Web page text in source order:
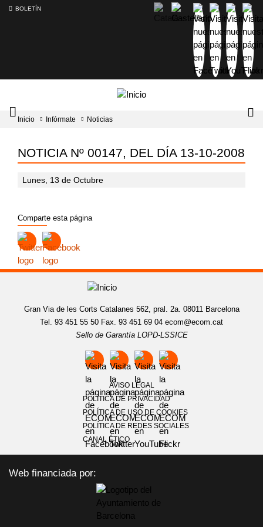
BOLETÍN
Intercambiador
del
principal
Inicio Infórmate Noticias
NOTICIA Nº 00147, DEL DÍA 13-10-2008
Lunes, 13 de Octubre
Comparte esta página
Gran Via de les Corts Catalanes 562, pral. 2a. 08011 Barcelona
Tel. 93 451 55 50 Fax. 93 451 69 04 ecom@ecom.cat
Sello de Garantía LOPD-LSSICE
AVISO LEGAL
POLÍTICA DE PRIVACIDAD
POLÍTICA DE USO DE COOKIES
POLÍTICA DE REDES SOCIALES
CANAL ÉTICO
Web financiada por: